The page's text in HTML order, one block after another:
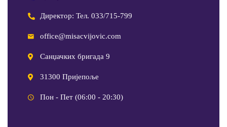
Директор: Тел. 033/715-799
office@misacvijovic.com
Санџачких бригада 9
31300 Пријепоље
Пон - Пет (06:00 - 20:30)